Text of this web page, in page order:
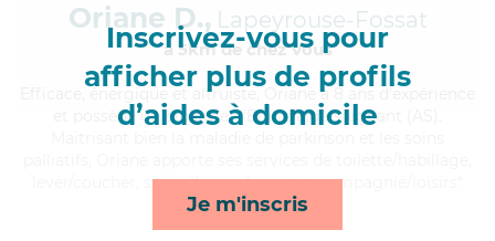
Inscrivez-vous pour
afficher plus de profils
d’aides à domicile
Je m'inscris
Oriane D., Lapeyrouse-Fossat
à 5km de chez Vous
, énergique et altruiste, Oriane a 8 ans d'expérience
et possède un diplôme d'Etat d'aide-soignant (AS).
lever/coucher, surveillance de nuit et compagnie/loisirs*